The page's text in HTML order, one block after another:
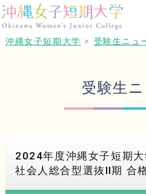
沖縄女子短期大学 > 受験生ニュ
受験生
2024年度沖縄女子短期
社会人総合型選抜Ⅱ期 合